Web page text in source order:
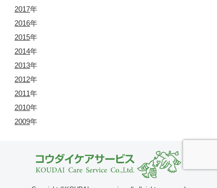
2017年
2016年
2015年
2014年
2013年
2012年
2011年
2010年
2009年